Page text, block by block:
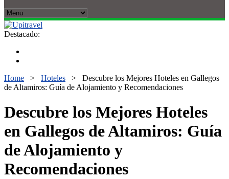
Destacado:
Home > Hoteles > Descubre los Mejores Hoteles en Gallegos
de Altamiros: Guía de Alojamiento y Recomendaciones
Descubre los Mejores Hoteles
en Gallegos de Altamiros: Guía
de Alojamiento y
Recomendaciones